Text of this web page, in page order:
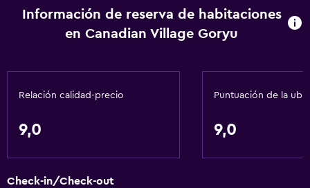
Máquina expendedora (bebidas)
Escuela de esquí
Bicicletas
Zona de estar
Información de reserva de habitaciones
en Canadian Village Goryu
Relación calidad-precio
9,0
Puntuación de la
9,0
Check-in/Check-out